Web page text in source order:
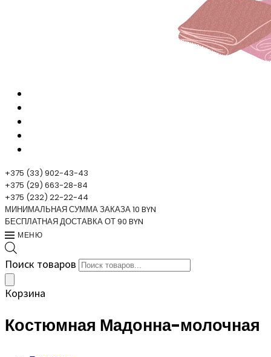
+375 (33) 902-43-43
+375 (29) 663-28-84
+375 (232) 22-22-44
МИНИМАЛЬНАЯ СУММА ЗАКАЗА 10 BYN
БЕСПЛАТНАЯ ДОСТАВКА ОТ 90 BYN
МЕНЮ
Поиск товаров
Корзина
Костюмная Мадонна-молочная